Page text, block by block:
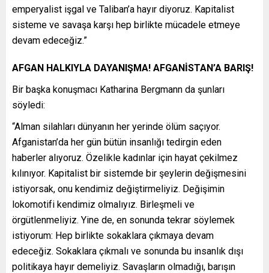
emperyalist işgal ve Taliban’a hayır diyoruz. Kapitalist
sisteme ve savaşa karşı hep birlikte mücadele etmeye
devam edeceğiz.”
AFGAN HALKIYLA DAYANIŞMA! AFGANİSTAN’A BARIŞ!
Bir başka konuşmacı Katharina Bergmann da şunları
söyledi:
“Alman silahları dünyanın her yerinde ölüm saçıyor.
Afganistan’da her gün bütün insanlığı tedirgin eden
haberler alıyoruz. Özelikle kadınlar için hayat çekilmez
kılınıyor. Kapitalist bir sistemde bir şeylerin değişmesini
istiyorsak, onu kendimiz değiştirmeliyiz. Değişimin
lokomotifi kendimiz olmalıyız. Birleşmeli ve
örgütlenmeliyiz. Yine de, en sonunda tekrar söylemek
istiyorum: Hep birlikte sokaklara çıkmaya devam
edeceğiz. Sokaklara çıkmalı ve sonunda bu insanlık dışı
politikaya hayır demeliyiz. Savaşların olmadığı, barışın